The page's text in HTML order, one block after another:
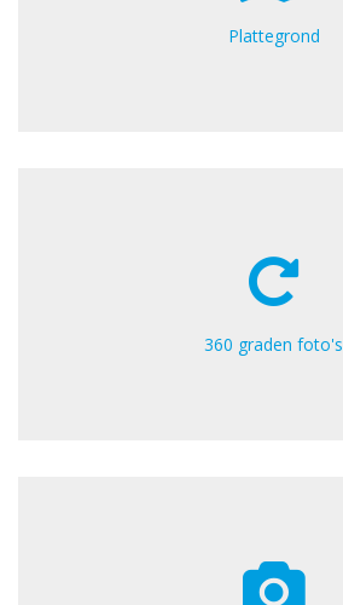
Plattegrond
360 graden foto's